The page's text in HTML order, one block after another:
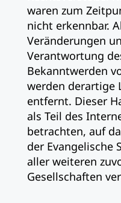
waren zum
nicht erkennbar.
Veränderungen
Verantwortung
Bekanntwerden
werden derartige
entfernt. Dieser
als Teil des
betrachten, auf
der Evangelische
aller weiteren
Gesellschaften